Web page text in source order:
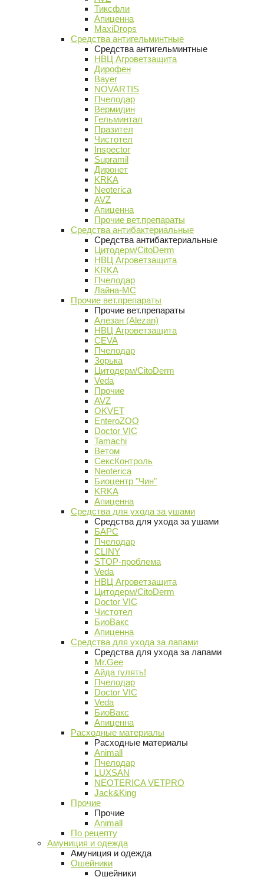
Тиксфли
Апиценна
MaxiDrops
Средства антигельминтные
Средства антигельминтные
НВЦ Агроветзащита
Дирофен
Bayer
NOVARTIS
Пчелодар
Вермидин
Гельминтал
Празител
Чистотел
Inspector
Supramil
Диронет
KRKA
Neoterica
AVZ
Апиценна
Прочие вет.препараты
Средства антибактериальные
Средства антибактериальные
Цитодерм/CitoDerm
НВЦ Агроветзащита
KRKA
Пчелодар
Лайна-МС
Прочие вет.препараты
Прочие вет.препараты
Алезан (Alezan)
НВЦ Агроветзащита
CEVA
Пчелодар
Зорька
Цитодерм/CitoDerm
Veda
Прочие
AVZ
OKVET
EnteroZOO
Doctor VIC
Tamachi
Ветом
СексКонтроль
Neoterica
Биоцентр "Чин"
KRKA
Апиценна
Средства для ухода за ушами
Средства для ухода за ушами
БАРС
Пчелодар
CLINY
STOP-проблема
Veda
НВЦ Агроветзащита
Цитодерм/CitoDerm
Doctor VIC
Чистотел
БиоВакс
Апиценна
Средства для ухода за лапами
Средства для ухода за лапами
Mr.Gee
Айда гулять!
Пчелодар
Doctor VIC
Veda
БиоВакс
Апиценна
Расходные материалы
Расходные материалы
Animall
Пчелодар
LUXSAN
NEOTERICA VETPRO
Jack&King
Прочие
Прочие
Animall
По рецепту
Амуниция и одежда
Амуниция и одежда
Ошейники
Ошейники